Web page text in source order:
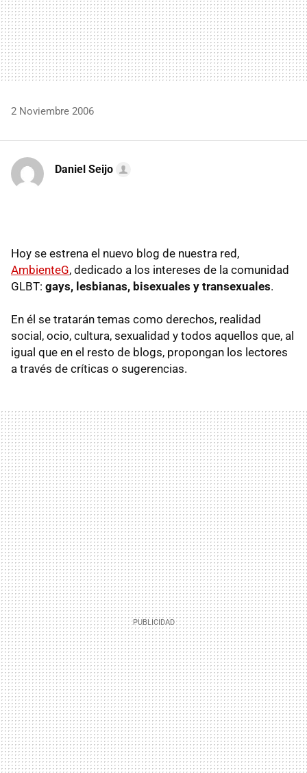
2 Noviembre 2006
Daniel Seijo
Hoy se estrena el nuevo blog de nuestra red,
AmbienteG, dedicado a los intereses de la comunidad
GLBT: gays, lesbianas, bisexuales y transexuales.
En él se tratarán temas como derechos, realidad
social, ocio, cultura, sexualidad y todos aquellos que, al
igual que en el resto de blogs, propongan los lectores
a través de críticas o sugerencias.